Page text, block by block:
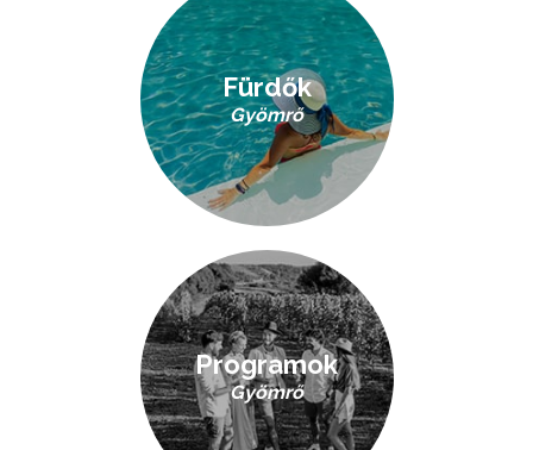
Fürdők
Gyömrő
Programok
Gyömrő